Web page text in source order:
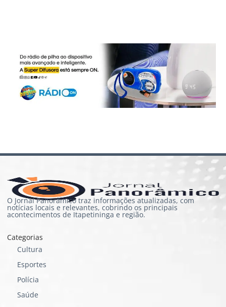
O Jornal Panorâmico traz informações atualizadas, com
notícias locais e relevantes, cobrindo os principais
acontecimentos de Itapetininga e região.
Categorias
Cultura
Esportes
Polícia
Saúde